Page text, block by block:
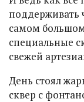
поддерживать
самом
специальные
свежей
День стоял
сквер с